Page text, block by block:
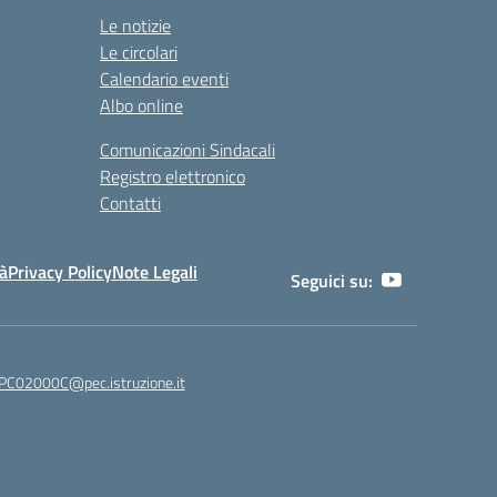
Le notizie
Le circolari
Calendario eventi
Albo online
Comunicazioni Sindacali
Registro elettronico
Contatti
Privacy PolicyNote Legali Seguici su: